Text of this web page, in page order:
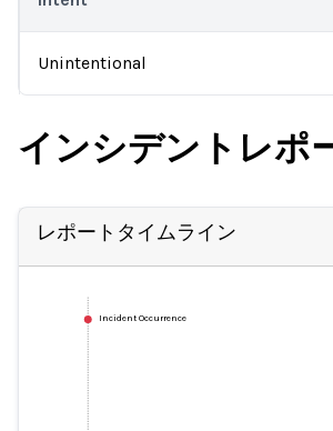
Unintentional
インシデントレポ
レポートタイムライン
Incident Occurrence